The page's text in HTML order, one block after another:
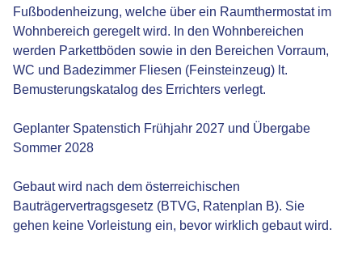
Fußbodenheizung, welche über ein Raumthermostat im
Wohnbereich geregelt wird. In den Wohnbereichen
werden Parkettböden sowie in den Bereichen Vorraum,
WC und Badezimmer Fliesen (Feinsteinzeug) lt.
Bemusterungskatalog des Errichters verlegt.
Geplanter Spatenstich Frühjahr 2027 und Übergabe
Sommer 2028
Gebaut wird nach dem österreichischen
Bauträgervertragsgesetz (BTVG, Ratenplan B). Sie
gehen keine Vorleistung ein, bevor wirklich gebaut wird.